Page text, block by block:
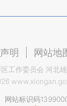
明 网站地
工作委员会 河北
网站标识码